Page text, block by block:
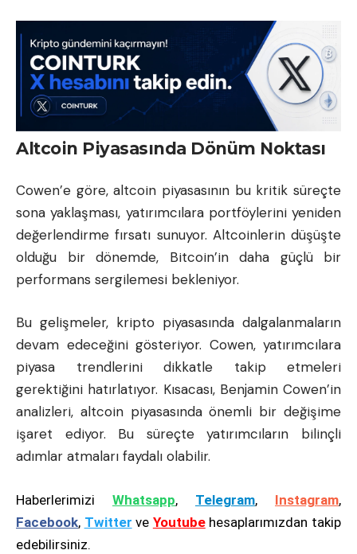
Altcoin Piyasasında Dönüm Noktası
Cowen’e göre, altcoin piyasasının bu kritik süreçte
sona yaklaşması, yatırımcılara portföylerini yeniden
değerlendirme fırsatı sunuyor. Altcoinlerin düşüşte
olduğu bir dönemde, Bitcoin’in daha güçlü bir
performans sergilemesi bekleniyor.
Bu gelişmeler, kripto piyasasında dalgalanmaların
devam edeceğini gösteriyor. Cowen, yatırımcılara
piyasa trendlerini dikkatle takip etmeleri
gerektiğini hatırlatıyor. Kısacası, Benjamin Cowen’in
analizleri, altcoin piyasasında önemli bir değişime
işaret ediyor. Bu süreçte yatırımcıların bilinçli
adımlar atmaları faydalı olabilir.
Haberlerimizi Whatsapp, Telegram, Instagram,
Facebook, Twitter ve Youtubehesaplarımızdan takip
edebilirsiniz.